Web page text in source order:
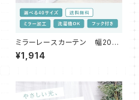
ミラーレースカーテン 幅200c
m 高さ176・188cm
¥1,914